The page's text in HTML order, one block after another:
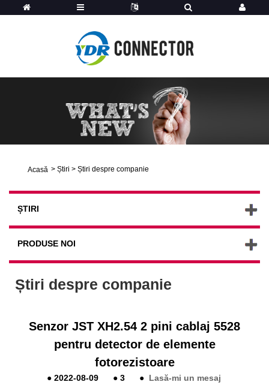
Acasă > Știri > Știri despre companie
ȘTIRI
PRODUSE NOI
Știri despre companie
Senzor JST XH2.54 2 pini cablaj 5528
pentru detector de elemente
fotorezistoare
●2022-08-09 ●3 ● Lasă-mi un mesaj